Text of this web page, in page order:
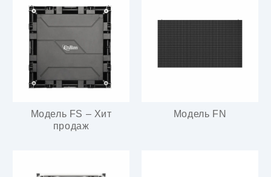
Модель FS – Хит
продаж
Модель FN